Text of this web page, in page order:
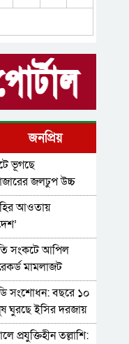
সাগরের শূন্যতা,
সার্জিও গরের
প্রেমের পর বিয়ের
বাড়িতে
গোলাপগঞ্জে
গাড়িবহরে হামলা,
গাড়ি ভাঙচুর
নতুন ওসি, ৬ পুলিশ
বদলি
জনপ্রিয়
ভূগছে
জলঢুপ উচ্চ
আওতায়
সংকটে আপিল
মামলাজট
সংশোধন: বছরে ১০
ঘুরছে ইসির দরজায়
প্রযুক্তিহীন তল্লাশি: